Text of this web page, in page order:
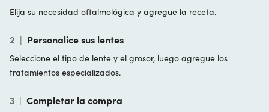
Elija su necesidad oftalmológica y agregue la receta.
2 | Personalice sus lentes
Seleccione el tipo de lente y el grosor, luego agregue los
tratamientos especializados.
3 | Completar la compra